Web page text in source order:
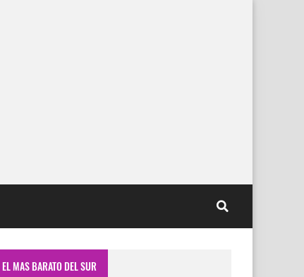
EL MAS BARATO DEL SUR